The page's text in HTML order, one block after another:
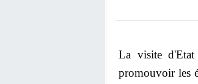
La visite
promouvoir les